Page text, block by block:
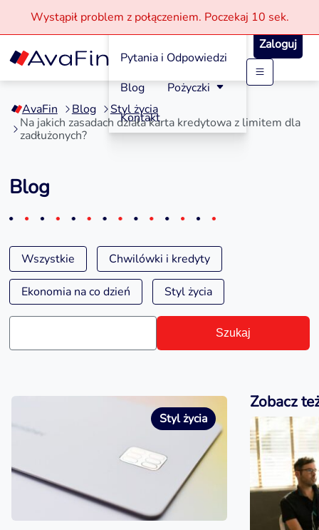
Przejdź
treści
Wystąpił problem z połączeniem. Poczekaj 10 sek.
Jak aplikować?
Pytania i Odpowiedzi
Blog
Pożyczki
Kontakt
Zaloguj
AvaFin Blog
Styl życia
Na jakich zasadach działa karta kredytowa z limitem dla
zadłużonych?
Blog
Wszystkie Chwilówki i kredyty
Ekonomia na co dzień Styl życia
Szukaj
Styl życia
Zobacz